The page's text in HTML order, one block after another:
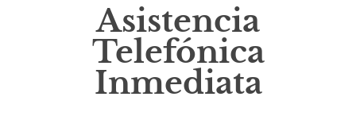
Asistencia
Telefónica
Inmediata